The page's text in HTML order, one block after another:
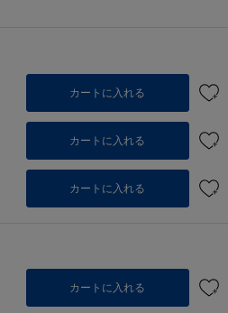
カートに入れる
カートに入れる
カートに入れる
カートに入れる